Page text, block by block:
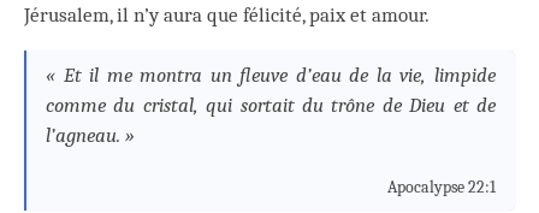
Jérusalem, il n’y aura que félicité, paix et amour.
« Et il me montra un fleuve d’eau de la vie, limpide
comme du cristal, qui sortait du trône de Dieu et de
l’agneau. »
Apocalypse 22:1